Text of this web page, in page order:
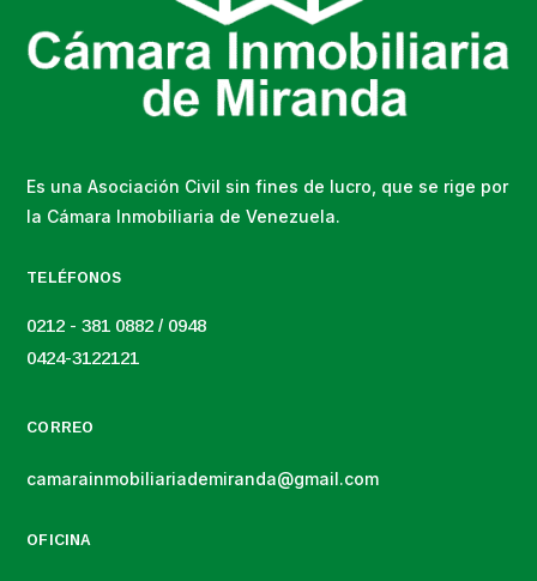
Es una Asociación Civil sin fines de lucro, que se rige por
la Cámara Inmobiliaria de Venezuela.
TELÉFONOS
0212 - 381 0882 / 0948
0424-3122121
CORREO
camarainmobiliariademiranda@gmail.com
OFICINA